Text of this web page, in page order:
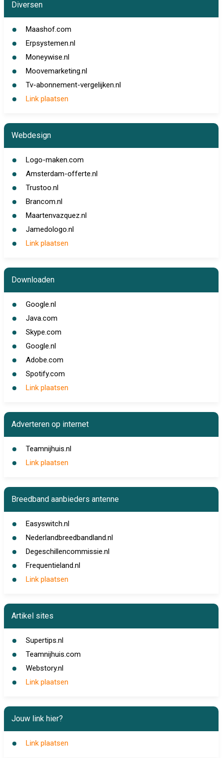
Diversen
Maashof.com
Erpsystemen.nl
Moneywise.nl
Moovemarketing.nl
Tv-abonnement-vergelijken.nl
Link plaatsen
Webdesign
Logo-maken.com
Amsterdam-offerte.nl
Trustoo.nl
Brancom.nl
Maartenvazquez.nl
Jamedologo.nl
Link plaatsen
Downloaden
Google.nl
Java.com
Skype.com
Google.nl
Adobe.com
Spotify.com
Link plaatsen
Adverteren op internet
Teamnijhuis.nl
Link plaatsen
Breedband aanbieders antenne
Easyswitch.nl
Nederlandbreedbandland.nl
Degeschillencommissie.nl
Frequentieland.nl
Link plaatsen
Artikel sites
Supertips.nl
Teamnijhuis.com
Webstory.nl
Link plaatsen
Jouw link hier?
Link plaatsen